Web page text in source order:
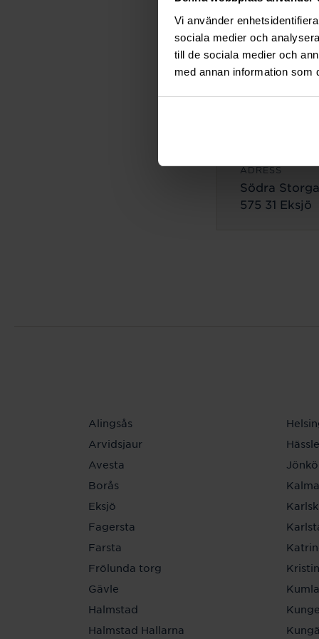
Vi använder
sociala medier och
till de sociala medier och
med annan information som
Lilla
503 35 Borås
ADRESS
Södra
575 31 Eksjö
Alingsås
Arvidsjaur
Avesta
Borås
Eksjö
Fagersta
Farsta
Frölunda torg
Gävle
Halmstad
Halmstad Hallarna
Kumla